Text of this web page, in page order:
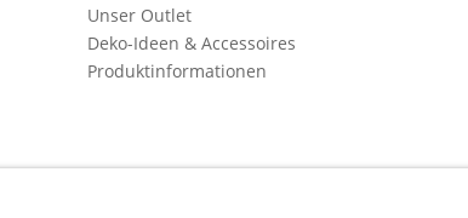
Unser Outlet
Deko-Ideen & Accessoires
Produktinformationen